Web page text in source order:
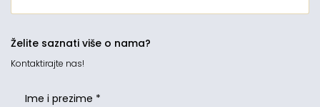
Želite saznati više o nama?
Kontaktirajte nas!
Ime i prezime *